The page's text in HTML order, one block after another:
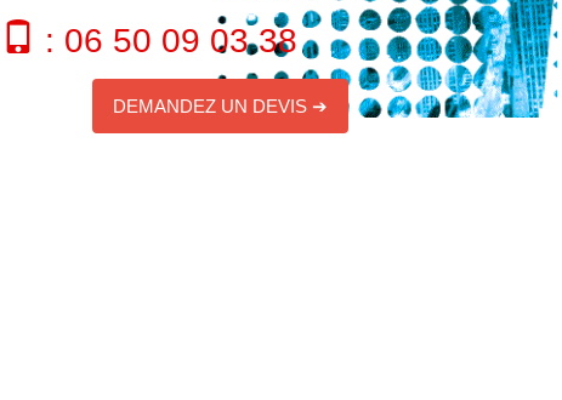
: 06 50 09 03 38
DEMANDEZ UN DEVIS ➔